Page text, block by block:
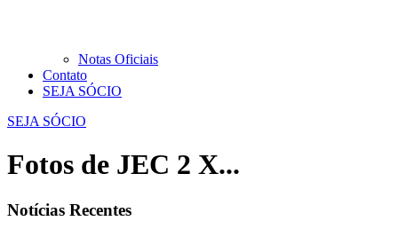
Notas Oficiais
Contato
SEJA SÓCIO
SEJA SÓCIO
Fotos de JEC 2 X...
Notícias Recentes